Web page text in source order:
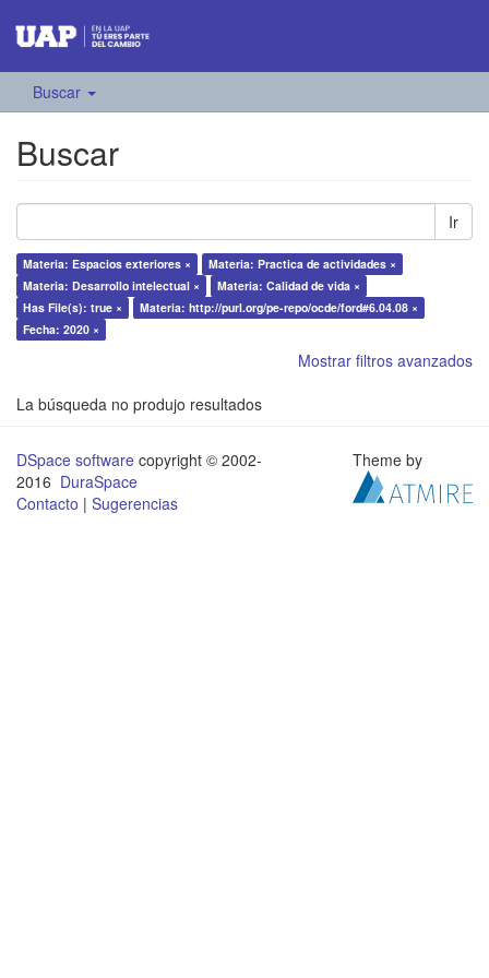
Buscar
Buscar
Ir
Materia: Espacios exteriores ×
Materia: Practica de actividades ×
Materia: Desarrollo intelectual ×
Materia: Calidad de vida ×
Has File(s): true ×
Materia: http://purl.org/pe-repo/ocde/ford#6.04.08 ×
Fecha: 2020 ×
Mostrar filtros avanzados
La búsqueda no produjo resultados
DSpace software copyright © 2002-
2016 DuraSpace
Contacto | Sugerencias
Theme by